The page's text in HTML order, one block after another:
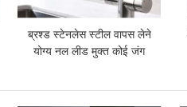
ब्रश्ड स्टेनलेस स्टील वापस लेने
योग्य नल लीड मुक्त कोई जंग